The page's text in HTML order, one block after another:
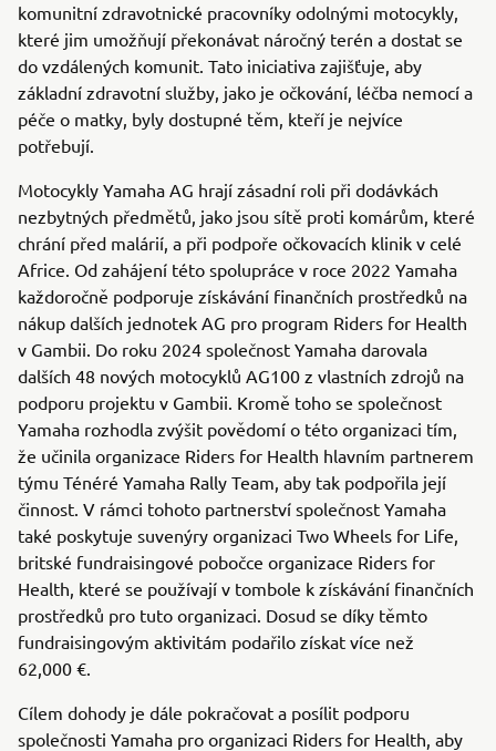
komunitní zdravotnické pracovníky odolnými motocykly,
které jim umožňují překonávat náročný terén a dostat se
do vzdálených komunit. Tato iniciativa zajišťuje, aby
základní zdravotní služby, jako je očkování, léčba nemocí a
péče o matky, byly dostupné těm, kteří je nejvíce
potřebují.
Motocykly Yamaha AG hrají zásadní roli při dodávkách
nezbytných předmětů, jako jsou sítě proti komárům, které
chrání před malárií, a při podpoře očkovacích klinik v celé
Africe. Od zahájení této spolupráce v roce 2022 Yamaha
každoročně podporuje získávání finančních prostředků na
nákup dalších jednotek AG pro program Riders for Health
v Gambii. Do roku 2024 společnost Yamaha darovala
dalších 48 nových motocyklů AG100 z vlastních zdrojů na
podporu projektu v Gambii. Kromě toho se společnost
Yamaha rozhodla zvýšit povědomí o této organizaci tím,
že učinila organizace Riders for Health hlavním partnerem
týmu Ténéré Yamaha Rally Team, aby tak podpořila její
činnost. V rámci tohoto partnerství společnost Yamaha
také poskytuje suvenýry organizaci Two Wheels for Life,
britské fundraisingové pobočce organizace Riders for
Health, které se používají v tombole k získávání finančních
prostředků pro tuto organizaci. Dosud se díky těmto
fundraisingovým aktivitám podařilo získat více než
62,000 €.
Cílem dohody je dále pokračovat a posílit podporu
společnosti Yamaha pro organizaci Riders for Health, aby